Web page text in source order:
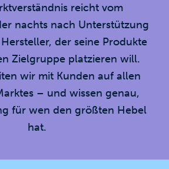
reicht vom
nachts nach Unterstützung
der seine Produkte
Zielgruppe platzieren will.
wir mit Kunden auf allen
– und wissen genau,
für wen den größten Hebel
hat.